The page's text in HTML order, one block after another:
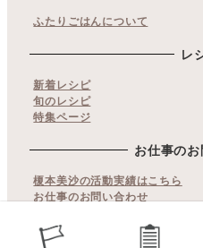
ふたりごはんについて
レ
新着レシピ
旬のレシピ
特集ページ
お仕事の
榎本美沙の活動実績はこちら
お仕事のお問い合わせ
copyrights© ふたりごはん. All